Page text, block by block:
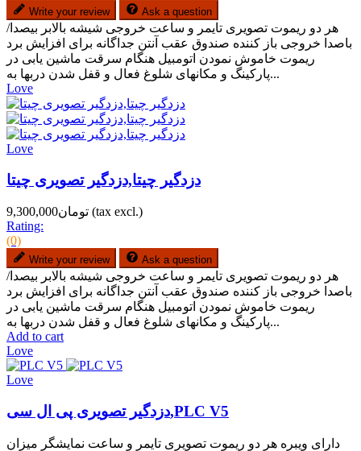
Write your review Ask a question
هر دو ریموت تصویری تایمر و ساعت خروجی شیشه بالابر بیصدا/
باصدا خروجی باز کننده صندوق عقب آنتن جداگانه برای افزایش برد
ریموت خاموش نمودن اتومبیل هنگام سرقت ماشین یابی در
پارکینگ و مکانهای شلوغ فعال و قفل شدن دربها به...
Love
Love
دزدگیر چیتا,دزدگیر تصویری چیتا
تومان9,300,000 (tax excl.)
Rating:
(0)
Write your review Ask a question
هر دو ریموت تصویری تایمر و ساعت خروجی شیشه بالابر بیصدا/
باصدا خروجی باز کننده صندوق عقب آنتن جداگانه برای افزایش برد
ریموت خاموش نمودن اتومبیل هنگام سرقت ماشین یابی در
پارکینگ و مکانهای شلوغ فعال و قفل شدن دربها به...
Add to cart
Love
Love
دزدگیر تصویری پی ال سی,PLC V5
دارای ویبره هر دو ریموت تصویری تایمر و ساعت نمایشگر میزان